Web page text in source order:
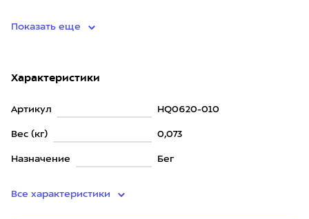
Показать еще
Характеристики
Артикул HQ0620-010
Вес (кг) 0,073
Назначение Бег
Все характеристики